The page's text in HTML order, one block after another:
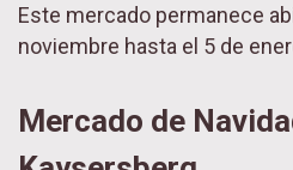
Este mercado permanece
noviembre hasta el 5 de
Mercado de